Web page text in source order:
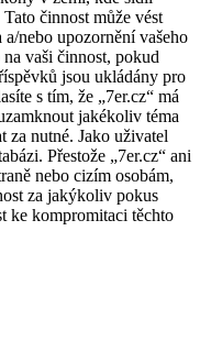
činnost může vést
nebo upozornění vašeho
vaši činnost, pokud
jsou ukládány pro
s tím, že „7er.cz“ má
jakékoliv téma
za nutné. Jako uživatel
Přestože „7er.cz“ ani
nebo cizím osobám,
za jakýkoliv pokus
ke kompromitaci těchto